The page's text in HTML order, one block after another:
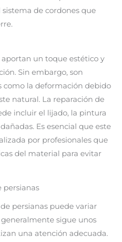
de cordones que
aportan un toque estético y
Sin embargo, son
como la deformación debido
natural. La reparación de
incluir el lijado, la pintura
Es esencial que este
por profesionales que
del material para evitar
persianas
persianas puede variar
sigue unos
una atención adecuada.